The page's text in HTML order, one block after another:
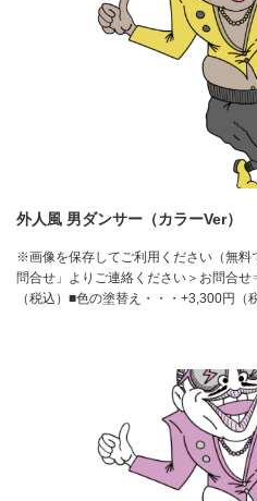
外人風 男ダンサー（カラーVer）
※画像を保存してご利用ください（無料
問合せ」よりご連絡ください＞お問合
（税込）■色の塗替え・・・+3,300円